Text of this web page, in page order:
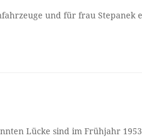
und für frau Stepanek
Lücke sind im Frühjahr